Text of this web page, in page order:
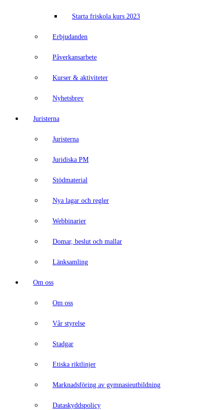
Starta friskola kurs 2023
Erbjudanden
Påverkansarbete
Kurser & aktiviteter
Nyhetsbrev
Juristerna
Juristerna
Juridiska PM
Stödmaterial
Nya lagar och regler
Webbinarier
Domar, beslut och mallar
Länksamling
Om oss
Om oss
Vår styrelse
Stadgar
Etiska riktlinjer
Marknadsföring av gymnasieutbildning
Dataskyddspolicy